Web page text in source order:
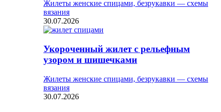
Жилеты женские спицами, безрукавки — схемы
вязания
30.07.2026
Укороченный жилет с рельефным
узором и шишечками
Жилеты женские спицами, безрукавки — схемы
вязания
30.07.2026